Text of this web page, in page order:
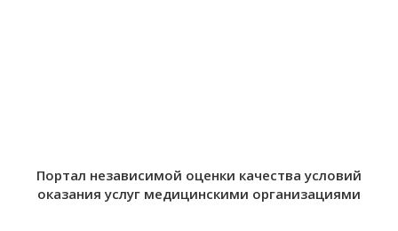
Портал независимой оценки качества условий
оказания услуг медицинскими организациями